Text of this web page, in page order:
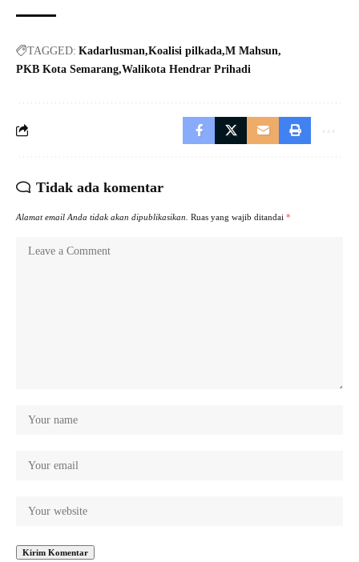
TAGGED: Kadarlusman Koalisi pilkada M Mahsun
PKB Kota Semarang Walikota Hendrar Prihadi
Tidak ada komentar
Alamat email Anda tidak akan dipublikasikan. Ruas yang wajib ditandai *